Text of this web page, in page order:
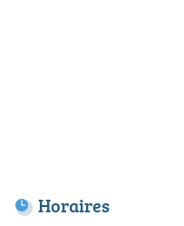
Horaires